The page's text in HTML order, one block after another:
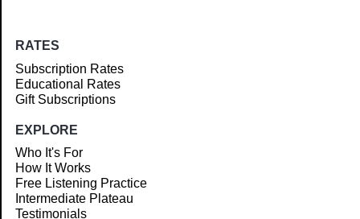
RATES
Subscription Rates
Educational Rates
Gift Subscriptions
EXPLORE
Who It's For
How It Works
Free Listening Practice
Intermediate Plateau
Testimonials